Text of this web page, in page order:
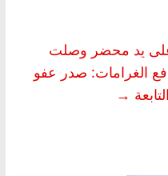
على يد محضر وصلت
الغرامات: صدر عفو
→